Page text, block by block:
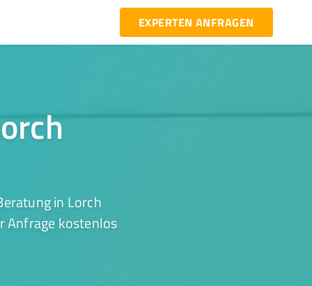
EXPERTEN ANFRAGEN
in Lorch
Anfrage kostenlos